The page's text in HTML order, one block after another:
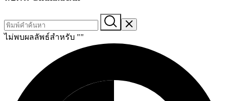
ไม่พบผลลัพธ์สำหรับ ""